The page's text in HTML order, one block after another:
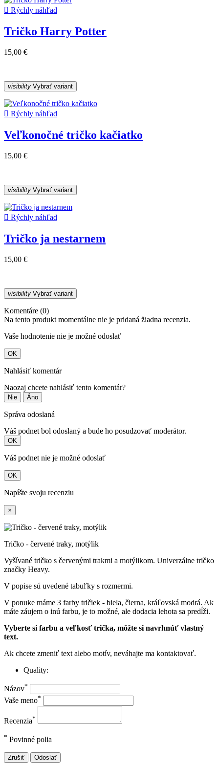
 Rýchly náhľad
Tričko Harry Potter
15,00 €
visibility Vybrať variant
 Rýchly náhľad
Veľkonočné tričko kačiatko
15,00 €
visibility Vybrať variant
 Rýchly náhľad
Tričko ja nestarnem
15,00 €
visibility Vybrať variant
Komentáre (0)
Na tento produkt momentálne nie je pridaná žiadna recenzia.
Vaše hodnotenie nie je možné odoslať
OK
Nahlásiť komentár
Naozaj chcete nahlásiť tento komentár?
Nie Áno
Správa odoslaná
Váš podnet bol odoslaný a bude ho posudzovať moderátor.
OK
Váš podnet nie je možné odoslať
OK
Napíšte svoju recenziu
×
Tričko - červené traky, motýlik
Vyšívané tričko s červenými trakmi a motýlikom. Univerzálne tričko
značky Heavy.
V popise sú uvedené tabuľky s rozmermi.
V ponuke máme 3 farby tričiek - biela, čierna, kráľovská modrá. Ak
máte záujem o inú farbu, je to možné, ale dodacia lehota sa predĺži.
Vyberte si farbu a veľkosť trička, môžte si navrhnúť vlastný
text.
Ak chcete zmeniť text alebo motív, neváhajte ma kontaktovať.
Quality:
Názov*
Vaše meno*
Recenzia*
* Povinné polia
Zrušiť Odoslať